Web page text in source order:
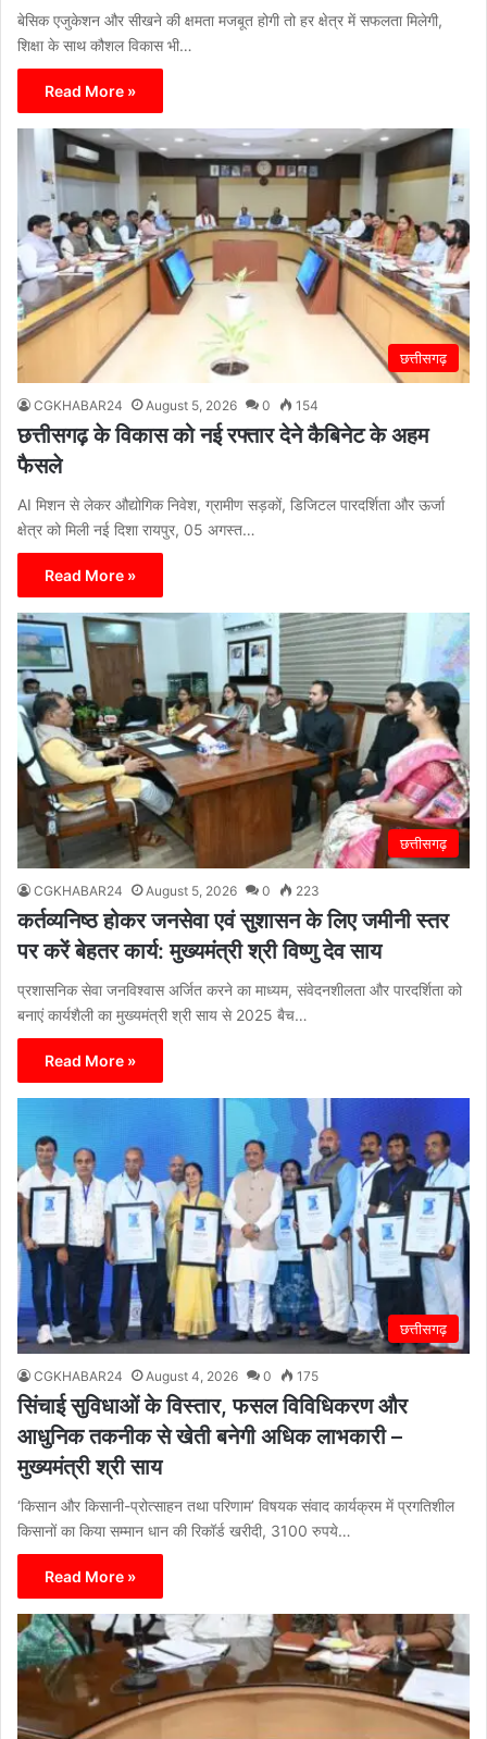
बेसिक एजुकेशन और सीखने की क्षमता मजबूत होगी तो हर क्षेत्र में सफलता मिलेगी,
शिक्षा के साथ कौशल विकास भी…
Read More »
छत्तीसगढ़
CGKHABAR24 August 5, 2026 0 154
छत्तीसगढ़ के विकास को नई रफ्तार देने कैबिनेट के अहम
फैसले
AI मिशन से लेकर औद्योगिक निवेश, ग्रामीण सड़कों, डिजिटल पारदर्शिता और ऊर्जा
क्षेत्र को मिली नई दिशा रायपुर, 05 अगस्त…
Read More »
छत्तीसगढ़
CGKHABAR24 August 5, 2026 0 223
कर्तव्यनिष्ठ होकर जनसेवा एवं सुशासन के लिए जमीनी स्तर
पर करें बेहतर कार्य: मुख्यमंत्री श्री विष्णु देव साय
प्रशासनिक सेवा जनविश्वास अर्जित करने का माध्यम, संवेदनशीलता और पारदर्शिता को
बनाएं कार्यशैली का मुख्यमंत्री श्री साय से 2025 बैच…
Read More »
छत्तीसगढ़
CGKHABAR24 August 4, 2026 0 175
सिंचाई सुविधाओं के विस्तार, फसल विविधिकरण और
आधुनिक तकनीक से खेती बनेगी अधिक लाभकारी –
मुख्यमंत्री श्री साय
‘किसान और किसानी-प्रोत्साहन तथा परिणाम’ विषयक संवाद कार्यक्रम में प्रगतिशील
किसानों का किया सम्मान धान की रिकॉर्ड खरीदी, 3100 रुपये…
Read More »